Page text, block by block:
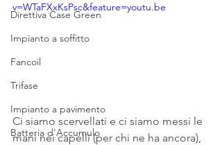
Direttiva Case Green
Impianto a soffitto
Fancoil
Trifase
Impianto a pavimento
Batteria d'Accumulo
v=WTaFXxKsPsc&feature=youtu.be
Ci siamo scervellati e ci siamo messi le
mani nei capelli (per chi ne ha ancora),